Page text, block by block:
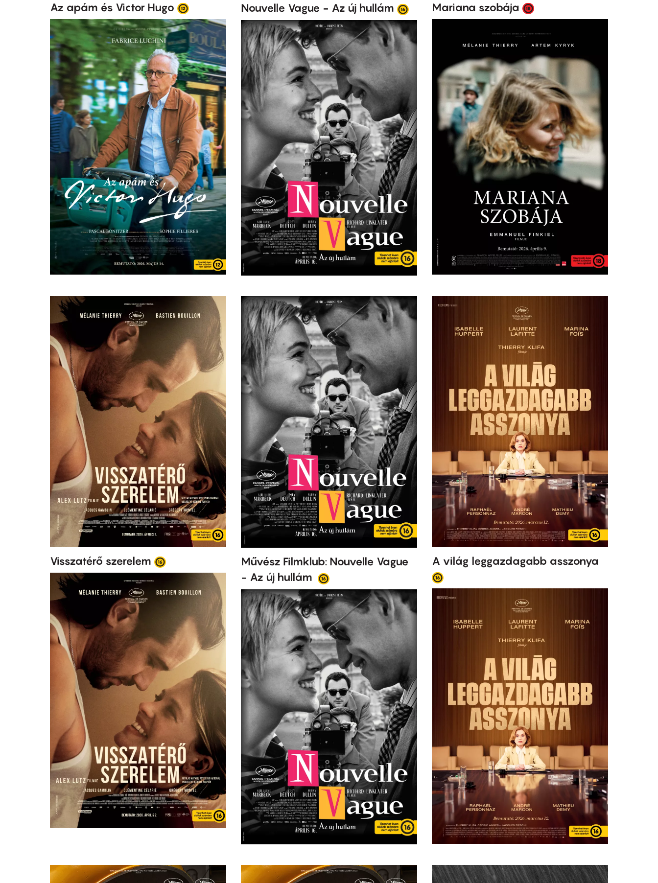
Az apám és Victor Hugo Nouvelle Vague - Az új hullám Mariana szobája
Visszatérő szerelem
Művész Filmklub: Nouvelle Vague
- Az új hullám
A világ leggazdagabb asszonya